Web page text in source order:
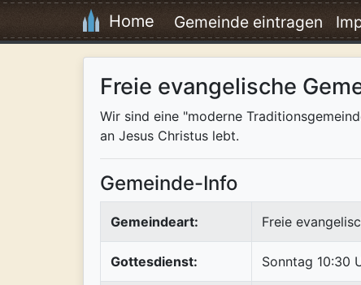
Home Gemeinde eintragen
Freie evangelische
Wir sind eine "moderne
an Jesus Christus lebt.
Gemeinde-Info
Gemeindeart: Freie
Gottesdienst: Sonntag 10:30